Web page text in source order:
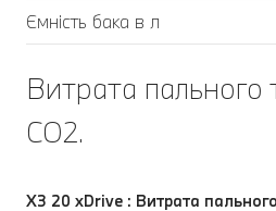
Ємність бака в л
Витрата пального
CO2.
X3 20 xDrive : Витрата